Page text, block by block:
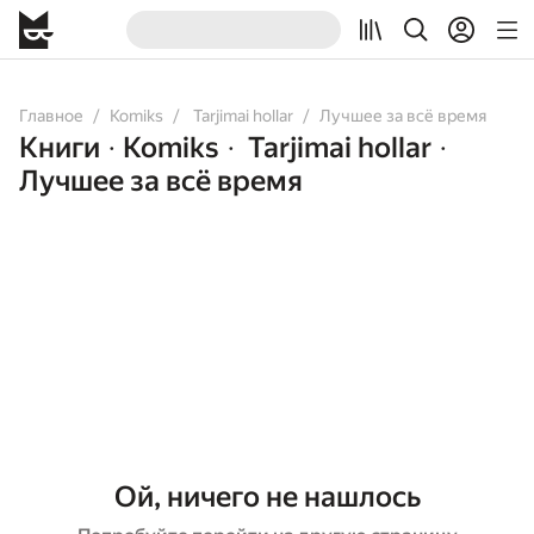
Главное Komiks Tarjimai hollar Лучшее за всё время
Книги • Komiks • Tarjimai hollar •
Лучшее за всё время
Ой, ничего не нашлось